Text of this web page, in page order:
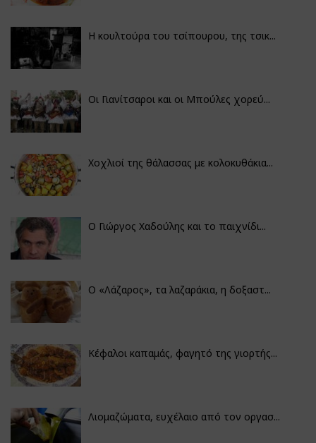
Η κουλτούρα του τσίπουρου, της τσικ...
Οι Γιανίτσαροι και οι Μπούλες χορεύ...
Χοχλιοί της θάλασσας με κολοκυθάκια...
Ο Γιώργος Χαδούλης και το παιχνίδι...
Ο «Λάζαρος», τα λαζαράκια, η δοξαστ...
Κέφαλοι καπαμάς, φαγητό της γιορτής...
Λιομαζώματα, ευχέλαιο από τον οργασ...